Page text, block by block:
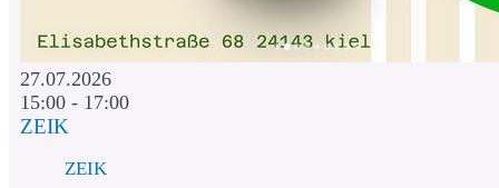
27.07.2026
15:00 - 17:00
ZEIK
ZEIK